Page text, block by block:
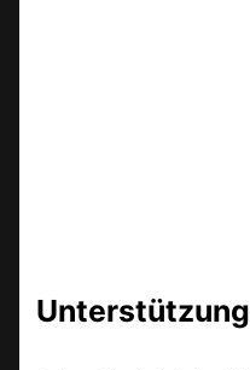
Unterstützung